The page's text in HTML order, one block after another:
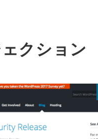
クション